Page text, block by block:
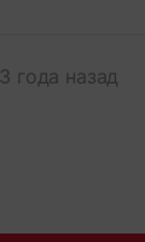
3 года назад